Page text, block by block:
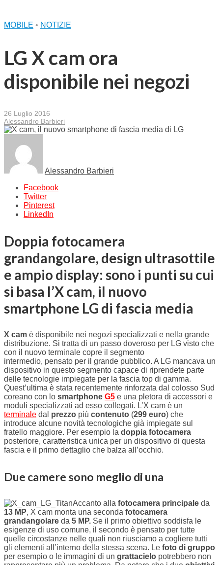
MOBILE • NOTIZIE
LG X cam ora
disponibile nei negozi
26 Luglio 2016
Alessandro Barbieri
Alessandro Barbieri
Facebook
Twitter
Pinterest
LinkedIn
Doppia fotocamera
grandangolare, design ultrasottile
e ampio display: sono i punti su cui
si basa l’X cam, il nuovo
smartphone LG di fascia media
X cam è disponibile nei negozi specializzati e nella grande
distribuzione. Si tratta di un passo doveroso per LG visto che
con il nuovo terminale copre il segmento
intermedio, pensato per il grande pubblico. A LG mancava un
dispositivo in questo segmento capace di riprendete parte
delle tecnologie impiegate per la fascia top di gamma.
Quest’ultima è stata recentemente rinforzata dal colosso Sud
coreano con lo smartphone G5 e una pletora di accessori e
moduli specializzati ad esso collegati. L’X cam è un
terminale dal prezzo più contenuto (299 euro) che
introduce alcune novità tecnologiche già impiegate sul
fratello maggiore. Per esempio la doppia fotocamera
posteriore, caratteristica unica per un dispositivo di questa
fascia e il primo dettaglio che balza all’occhio.
Due camere sono meglio di una
Accanto alla fotocamera principale da
13 MP, X cam monta una seconda fotocamera
grandangolare da 5 MP. Se il primo obiettivo soddisfa le
esigenze di uso comune, il secondo è pensato per tutte
quelle circostanze nelle quali non riusciamo a cogliere tutti
gli elementi all’interno della stessa scena. Le foto di gruppo
per esempio o le immagini di un grattacielo potrebbero non